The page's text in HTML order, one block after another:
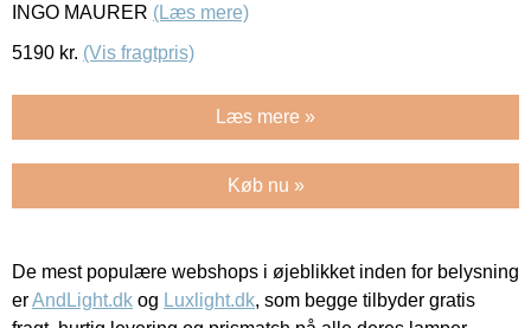
INGO MAURER (Læs mere)
5190 kr. (Vis fragtpris)
Læs mere »
Køb nu »
De mest populære webshops i øjeblikket inden for belysning
erAndLight.dk og Luxlight.dk, som begge tilbyder gratis